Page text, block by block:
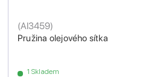
Pružina olejového sítka
(AI3459)
1 Skladem